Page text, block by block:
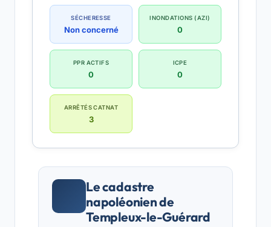
SÉCHERESSE
Non concerné
INONDATIONS (AZI)
0
PPR ACTIFS
0
ICPE
0
ARRÊTÉS CATNAT
3
Le cadastre
napoléonien de
Templeux-le-Guérard